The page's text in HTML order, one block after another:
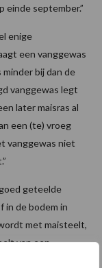
einde september.”
enige
een vanggewas
minder bij dan de
vanggewas legt
later maisras al
een (te) vroeg
vanggewas niet
geteelde
in de bodem in
met maisteelt,
van een
effect op het